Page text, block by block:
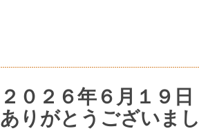
２０２６年６月１９日
ありがとうございま